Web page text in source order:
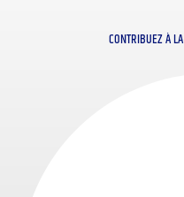
CONTRIBUEZ À